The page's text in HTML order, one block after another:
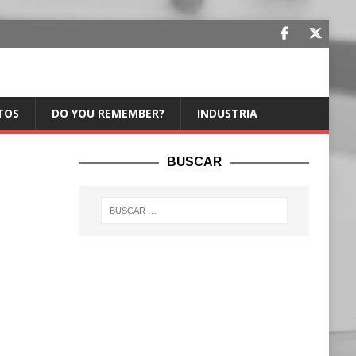
DO YOU REMEMBER? INDUSTRIA
BUSCAR